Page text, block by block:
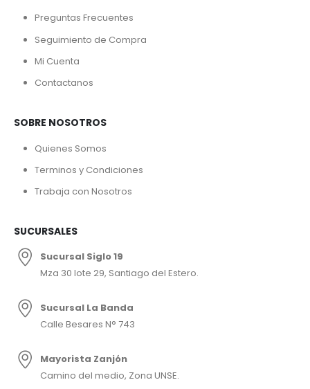
Preguntas Frecuentes
Seguimiento de Compra
Mi Cuenta
Contactanos
SOBRE NOSOTROS
Quienes Somos
Terminos y Condiciones
Trabaja con Nosotros
SUCURSALES
Sucursal Siglo 19
Mza 30 lote 29, Santiago del Estero.
Sucursal La Banda
Calle Besares N° 743
Mayorista Zanjón
Camino del medio, Zona UNSE.